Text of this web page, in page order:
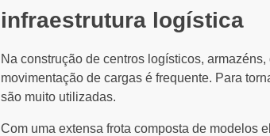
infraestrutura logística
Na construção de centros logísticos,
movimentação de cargas é frequente. Para
são muito utilizadas.
Com uma extensa frota composta de modelos